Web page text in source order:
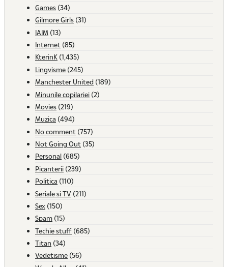
Games (34)
Gilmore Girls (31)
IAIM (13)
Internet (85)
KterinK (1,435)
Lingvisme (245)
Manchester United (189)
Minunile copilariei (2)
Movies (219)
Muzica (494)
No comment (757)
Not Going Out (35)
Personal (685)
Picanterii (239)
Politica (110)
Seriale si TV (211)
Sex (150)
Spam (15)
Techie stuff (685)
Titan (34)
Vedetisme (56)